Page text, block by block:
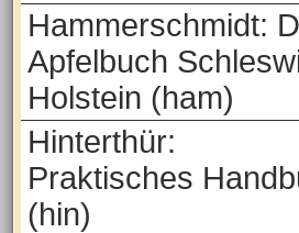
Hammerschmidt:
Apfelbuch
Holstein (ham)
Hinterthür:
Praktisches
(hin)